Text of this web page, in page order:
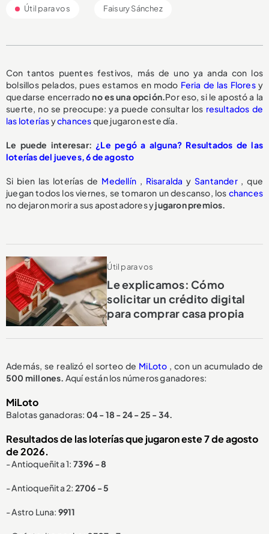
Útil para vos Faisury Sánchez
Con tantos puentes festivos, más de uno ya anda con los
bolsillos pelados, pues estamos en modo Feria de las Floresy
quedarse encerradono es una opción.Por eso, si le apostó a la
suerte, no se preocupe: ya puede consultar los resultados de
las loteríasychancesque jugaron este día.
Le puede interesar: ¿Le pegó a alguna? Resultados de las
loterías del jueves, 6 de agosto
Si bien las loterías de Medellín, Risaralda y Santander, que
juegan todos los viernes, se tomaron un descanso, los chances
no dejaron morir a sus apostadores yjugaron premios.
Útil para vos
Le explicamos: Cómo
solicitar un crédito digital
para comprar casa propia
Además, se realizó el sorteo de MiLoto , con un acumulado de
500 millones. Aquí están los números ganadores:
MiLoto
Balotas ganadoras: 04 - 18 - 24 - 25 - 34.
Resultados de las loterías que jugaron este 7 de agosto
de 2026.
- Antioqueñita 1: 7396 - 8
- Antioqueñita 2: 2706 - 5
- Astro Luna: 9911